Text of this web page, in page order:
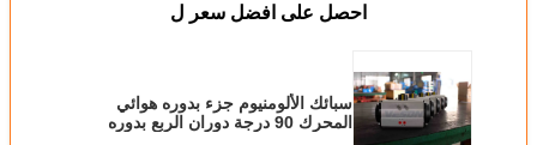
احصل على افضل سعر ل
سبائك الألومنيوم جزء بدوره هوائي
المحرك 90 درجة دوران الربع بدوره